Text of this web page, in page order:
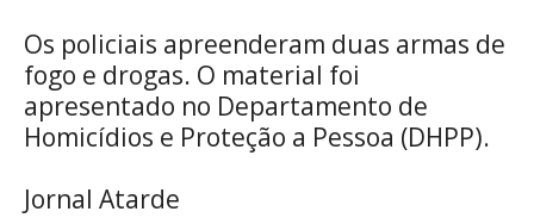
Os policiais apreenderam duas armas de
fogo e drogas. O material foi
apresentado no Departamento de
Homicídios e Proteção a Pessoa (DHPP).
Jornal Atarde